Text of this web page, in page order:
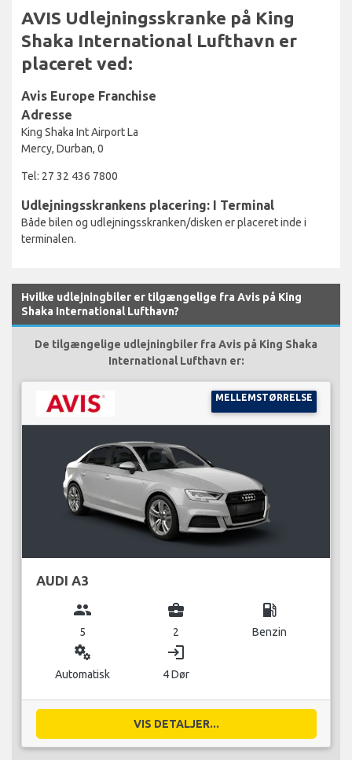
AVIS Udlejningsskranke på King
Shaka International Lufthavn er
placeret ved:
Avis Europe Franchise
Adresse
King Shaka Int Airport La
Mercy, Durban, 0
Tel: 27 32 436 7800
Udlejningsskrankens placering: I Terminal
Både bilen og udlejningsskranken/disken er placeret inde i
terminalen.
Hvilke udlejningbiler er tilgængelige fra Avis på King
Shaka International Lufthavn?
De tilgængelige udlejningbiler fra Avis på King Shaka
International Lufthavn er:
MELLEMSTØRRELSE
AUDI A3
group
5
business_center
2
local_gas_station
Benzin
miscellaneous_services
Automatisk
login
4 Dør
VIS DETALJER...